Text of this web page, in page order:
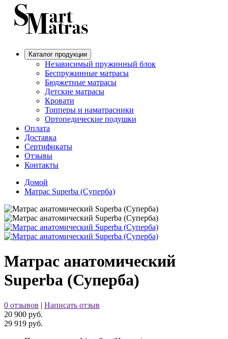
Каталог продукции
Независимый пружинный блок
Беспружинные матрасы
Бюджетные матрасы
Детские матрасы
Кровати
Топперы и наматрасники
Ортопедические подушки
Оплата
Доставка
Сертификаты
Отзывы
Контакты
Домой
Матрас Superba (Суперба)
Матрас анатомический
Superba (Суперба)
0 отзывов | Написать отзыв
20 900 руб.
29 919 руб.